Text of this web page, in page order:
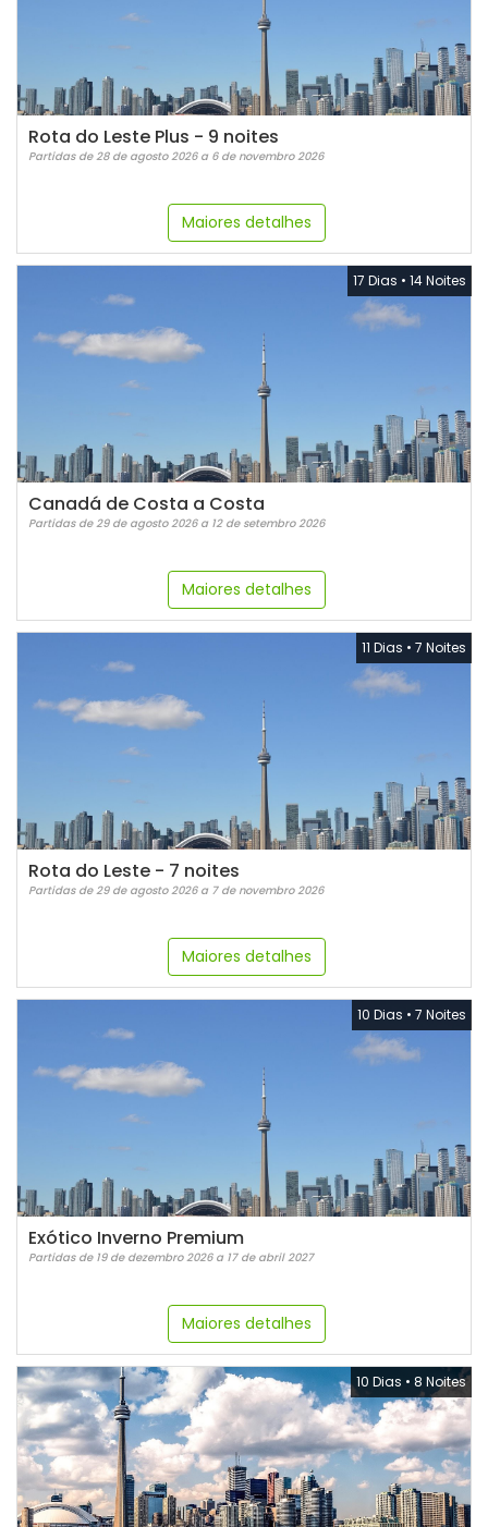
Rota do Leste Plus - 9 noites
Partidas de 28 de agosto 2026 a 6 de novembro 2026
Maiores detalhes
17 Dias • 14 Noites
Canadá de Costa a Costa
Partidas de 29 de agosto 2026 a 12 de setembro 2026
Maiores detalhes
11 Dias • 7 Noites
Rota do Leste - 7 noites
Partidas de 29 de agosto 2026 a 7 de novembro 2026
Maiores detalhes
10 Dias • 7 Noites
Exótico Inverno Premium
Partidas de 19 de dezembro 2026 a 17 de abril 2027
Maiores detalhes
10 Dias • 8 Noites